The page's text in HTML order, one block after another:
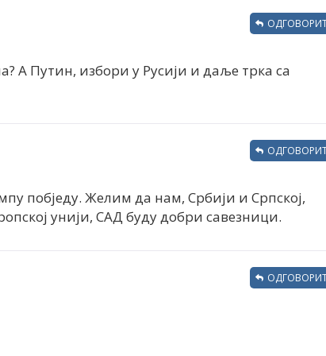
А Путин, избори у Русији и даље трка са
побједу. Желим да нам, Србији и Српској,
унији, САД буду добри савезници.